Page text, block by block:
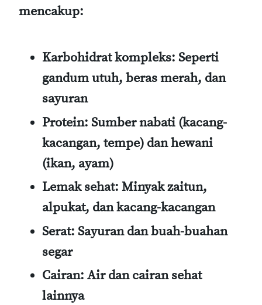
mencakup:
Karbohidrat kompleks: Seperti
gandum utuh, beras merah, dan
sayuran
Protein: Sumber nabati (kacang-
kacangan, tempe) dan hewani
(ikan, ayam)
Lemak sehat: Minyak zaitun,
alpukat, dan kacang-kacangan
Serat: Sayuran dan buah-buahan
segar
Cairan: Air dan cairan sehat
lainnya